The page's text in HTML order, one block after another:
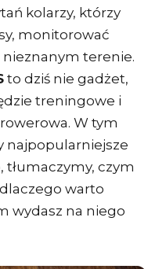
kolarzy, którzy
monitorować
terenie.
to dziś nie gadżet,
treningowe i
W tym
najpopularniejsze
tłumaczymy, czym
warto
wydasz na niego